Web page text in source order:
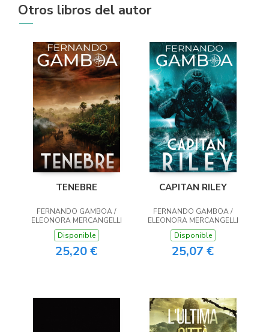
Otros libros del autor
TENEBRE
FERNANDO GAMBOA /
ELEONORA MERCANGELLI
Disponible
25,20 €
CAPITAN RILEY
FERNANDO GAMBOA /
ELEONORA MERCANGELLI
Disponible
25,07 €